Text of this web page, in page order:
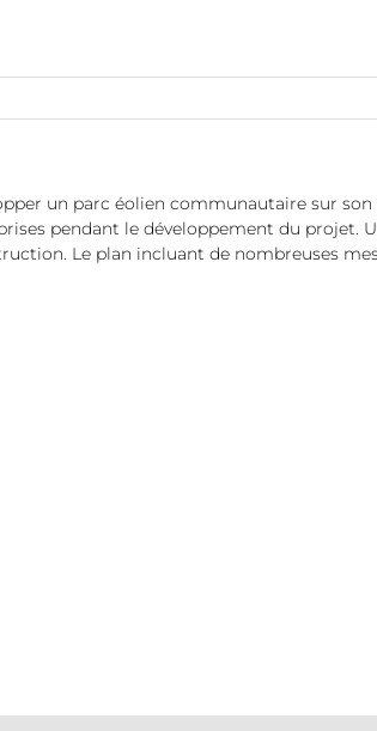
un parc éolien communautaire sur
pendant le développement du projet.
Le plan incluant de nombreuses